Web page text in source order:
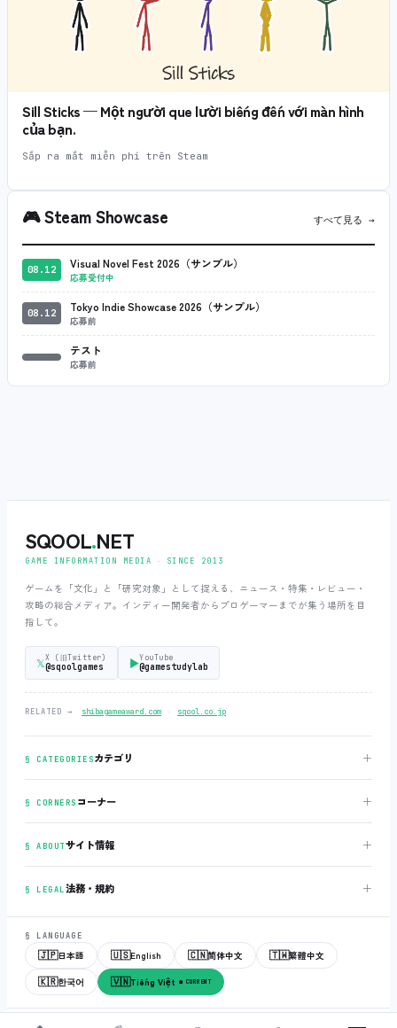
Sill Sticks — Một người que lười biếng đến với màn hình
của bạn.
Sắp ra mắt miễn phí trên Steam
🎮Steam Showcase すべて見る →
08.12 Visual Novel Fest 2026（サンプル）
応募受付中
08.12 Tokyo Indie Showcase 2026（サンプル）
応募前
テスト
応募前
SQOOL.NET
GAME INFORMATION MEDIA ‧ SINCE 2013
ゲームを「文化」と「研究対象」として捉える、ニュース・特集・レビュー・
攻略の総合メディア。インディー開発者からプロゲーマーまでが集う場所を目
指して。
𝕏X (旧Twitter)
@sqoolgames ▶YouTube
@gamestudylab
RELATED → shibagameaward.com ‧ sqool.co.jp
§ CATEGORIESカテゴリ ＋
§ CORNERS コーナー ＋
§ ABOUTサイト情報 ＋
§ LEGAL法務・規約 ＋
§ LANGUAGE
🇯🇵日本語 🇺🇸English 🇨🇳简体中文 🇹🇼繁體中文
🇰🇷한국어 🇻🇳Tiếng Việt ● CURRENT